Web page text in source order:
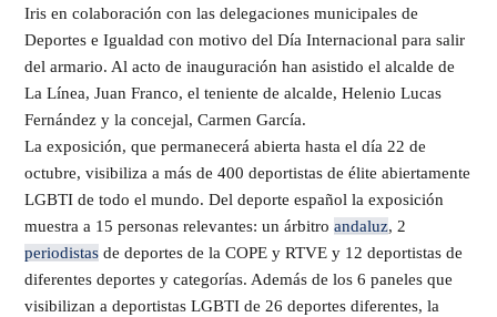
Iris en colaboración con las delegaciones municipales de
Deportes e Igualdad con motivo del Día Internacional para salir
del armario. Al acto de inauguración han asistido el alcalde de
La Línea, Juan Franco, el teniente de alcalde, Helenio Lucas
Fernández y la concejal, Carmen García.
La exposición, que permanecerá abierta hasta el día 22 de
octubre, visibiliza a más de 400 deportistas de élite abiertamente
LGBTI de todo el mundo. Del deporte español la exposición
muestra a 15 personas relevantes: un árbitro andaluz, 2
periodistas de deportes de la COPE y RTVE y 12 deportistas de
diferentes deportes y categorías. Además de los 6 paneles que
visibilizan a deportistas LGBTI de 26 deportes diferentes, la